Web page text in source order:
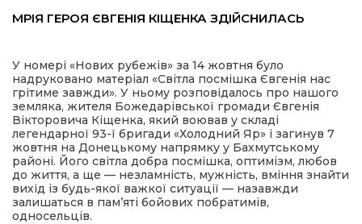
редактора
Відповідаємо
МРІЯ ГЕРОЯ ЄВГЕНІЯ КІЩЕНКА ЗДІЙСНИЛАСЬ
У номері «Нових рубежів» за 14 жовтня було
надруковано матеріал «Світла посмішка Євгенія нас
грітиме завжди». У ньому розповідалось про нашого
земляка, жителя Божедарівської громади Євгенія
Вікторовича Кіщенка, який воював у складі
легендарної 93-ї бригади «Холодний Яр» і загинув 7
жовтня на Донецькому напрямку у Бахмутському
районі. Його світла добра посмішка, оптимізм, любов
до життя, а ще — незламність, мужність, вміння знайти
вихід із будь-якої важкої ситуації — назавжди
залишаться в пам’яті бойових побратимів,
односельців.